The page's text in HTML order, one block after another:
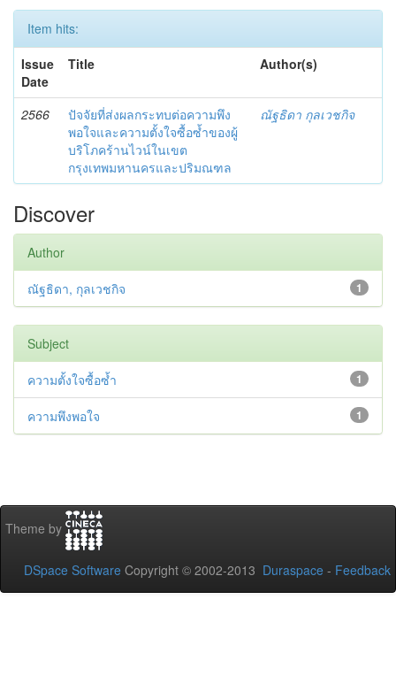
Item hits:
Issue
Date
Title Author(s)
2566
ปัจจัยที่ส่งผลกระทบต่อความพึง
พอใจและความตั้งใจซื้อซ้ำของผู้
บริโภคร้านไวน์ในเขต
กรุงเทพมหานครและปริมณฑล
ณัฐธิดา กุลเวชกิจ
Discover
Author
1
ณัฐธิดา, กุลเวชกิจ
Subject
1
ความตั้งใจซื้อซ้ำ
1
ความพึงพอใจ
Theme by
DSpace Software Copyright © 2002-2013 Duraspace - Feedback